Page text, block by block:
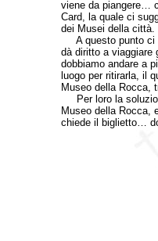
viene da piangere…
Card, la quale ci
dei Musei della città.
A questo punto ci
dà diritto a viaggiare
dobbiamo andare a
luogo per ritirarla, il
Museo della Rocca,
Per loro la
Museo della Rocca,
chiede il biglietto…